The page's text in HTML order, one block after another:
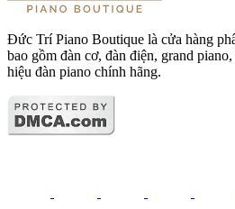
Đức Trí Piano Boutique là cửa hàng
bao gồm đàn cơ, đàn điện, grand
hiệu đàn piano chính hãng.